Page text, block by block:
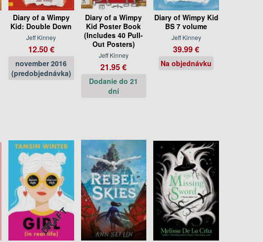
Diary of a Wimpy
Kid: Double Down
Jeff Kinney
12.50 €
november 2016
(predobjednávka)
Diary of a Wimpy
Kid Poster Book
(Includes 40 Pull-
Out Posters)
Jeff Kinney
21.95 €
Dodanie do 21
dní
Diary of Wimpy Kid
BS 7 volume
Jeff Kinney
39.99 €
Na objednávku